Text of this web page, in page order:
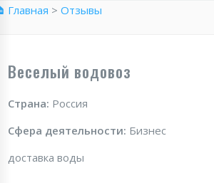
Главная > Отзывы
Веселый водовоз
Страна: Россия
Сфера деятельности: Бизнес
доставка воды